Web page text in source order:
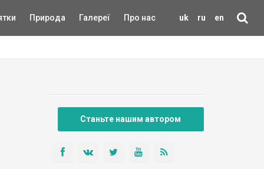
uk ru en
Природа Галереї Про нас
Станьте нашим автором